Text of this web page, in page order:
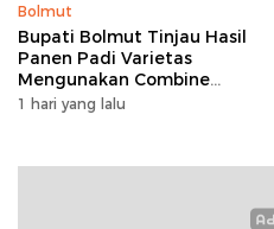
Bolmut
Bupati Bolmut Tinjau Hasil
Panen Padi Varietas
Mengunakan Combine
Harvester
1 hari yang lalu